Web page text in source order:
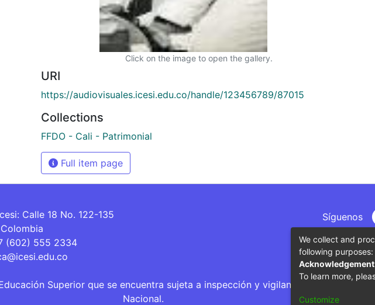
Click on the image to open the gallery.
URI
https://audiovisuales.icesi.edu.co/handle/123456789/87015
Collections
FFDO - Cali - Patrimonial
Full item page
Calle 18 No. 122-135
(602) 555 2334
Síguenos
Superior que se encuentra sujeta a inspección y vigilancia por parte del
Nacional.
We collect and
following purposes:
To learn more,
Customize